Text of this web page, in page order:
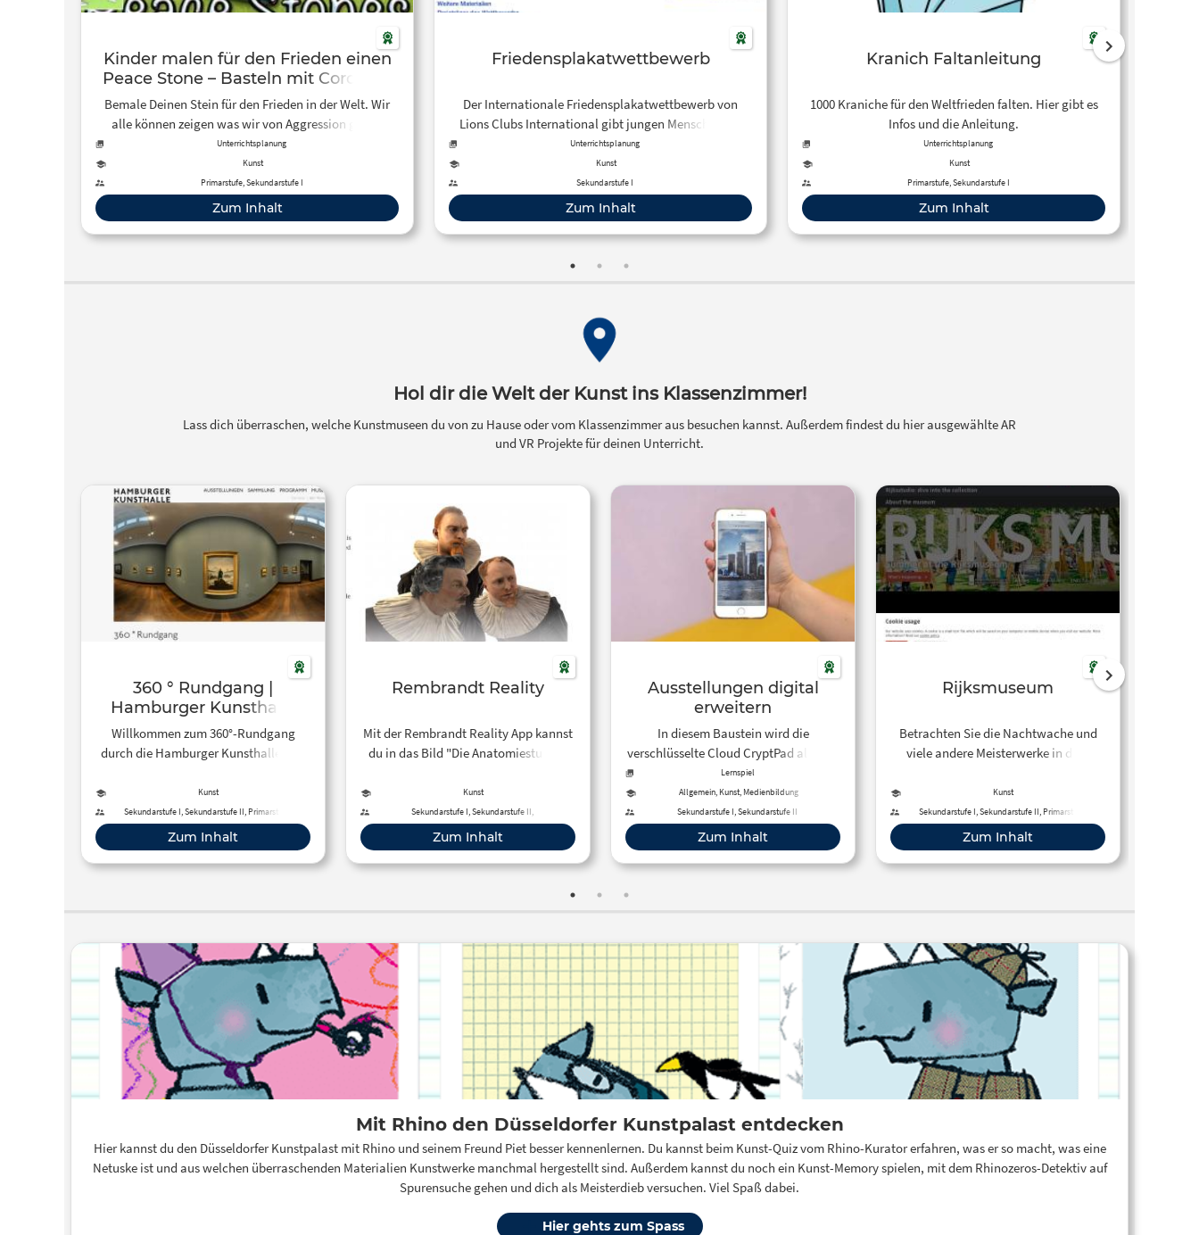
Kinder malen für den Frieden einen
Peace Stone – Basteln mit Cordula -
YouTube
Bemale Deinen Stein für den Frieden in der Welt. Wir
alle können zeigen was wir von Aggression gegen
friedvolle Menschen und Länder halten. Schicke mir ein
F...
Unterrichtsplanung
Kunst
Primarstufe, Sekundarstufe I
Zum Inhalt
Friedensplakatwettbewerb
Der Internationale Friedensplakatwettbewerb von
Lions Clubs International gibt jungen Menschen die
Möglichkeit, Ihre Gedanken zum Thema Frieden
auszudrücken.
Unterrichtsplanung
Kunst
Sekundarstufe I
Zum Inhalt
Kranich Faltanleitung
1000 Kraniche für den Weltfrieden falten. Hier gibt es
Infos und die Anleitung.
Unterrichtsplanung
Kunst
Primarstufe, Sekundarstufe I
Zum Inhalt
Hol dir die Welt der Kunst ins Klassenzimmer!
Lass dich überraschen, welche Kunstmuseen du von zu Hause oder vom Klassenzimmer aus besuchen kannst. Außerdem findest du hier ausgewählte AR
und VR Projekte für deinen Unterricht.
360 ° Rundgang |
Hamburger Kunsthalle
Willkommen zum 360°-Rundgang
durch die Hamburger Kunsthalle! Die
Kunst
Sekundarstufe I, Sekundarstufe II, Primarstufe,
Förderschule
Zum Inhalt
Rembrandt Reality
Mit der Rembrandt Reality App kannst
du in das Bild "Die Anatomiestunde"
über die Schulter schauen.
Kunst
Sekundarstufe I, Sekundarstufe II,
Erwachsenenbildung
Zum Inhalt
Ausstellungen digital
erweitern
In diesem Baustein wird die
verschlüsselte Cloud CryptPad als eine
Möglichkeit vorgestellt, digitale
Arbeitsergebnisse oder digitalisierte
Zusatzinformationen in eine
Ausstellung zu integrieren oder sogar
eine Ausstellung nur für den digitalen
Raum zu konzipieren. Vor der hier
ausgewählt und sich diesbezüglich mit
der Lehrperson beraten haben. Wenn
das ausgewählte Material für geeignet
befunden wurde, füllen die
Schülerinnen und Schüler allein oder
zu zweit ein CryptPad, welches ihnen
(je nach Jahrgangsstufe und
Vorerfahrung) von der Lehrperson
über die Datenschutzbedingungen
CryptPad betreffend informiert
wurden, bekommen sie eine kurze
Einführung in den Aufbau und die
die Lehrperson an einem digitalen
Lernspiel
Allgemein, Kunst, Medienbildung
Sekundarstufe I, Sekundarstufe II
Zum Inhalt
Rijksmuseum
Betrachten Sie die Nachtwache und
viele andere Meisterwerke in dem
Kunst
Sekundarstufe I, Sekundarstufe II, Primarstufe,
Förderschule, Berufliche Bildung,
Erwachsenenbildung
Zum Inhalt
Mit Rhino den Düsseldorfer Kunstpalast entdecken
Hier kannst du den Düsseldorfer Kunstpalast mit Rhino und seinem Freund Piet besser kennenlernen. Du kannst beim Kunst-Quiz vom Rhino-Kurator erfahren, was er so macht, was eine
Netuske ist und aus welchen überraschenden Materialien Kunstwerke manchmal hergestellt sind. Außerdem kannst du noch ein Kunst-Memory spielen, mit dem Rhinozeros-Detektiv auf
Spurensuche gehen und dich als Meisterdieb versuchen. Viel Spaß dabei.
Hier gehts zum Spass